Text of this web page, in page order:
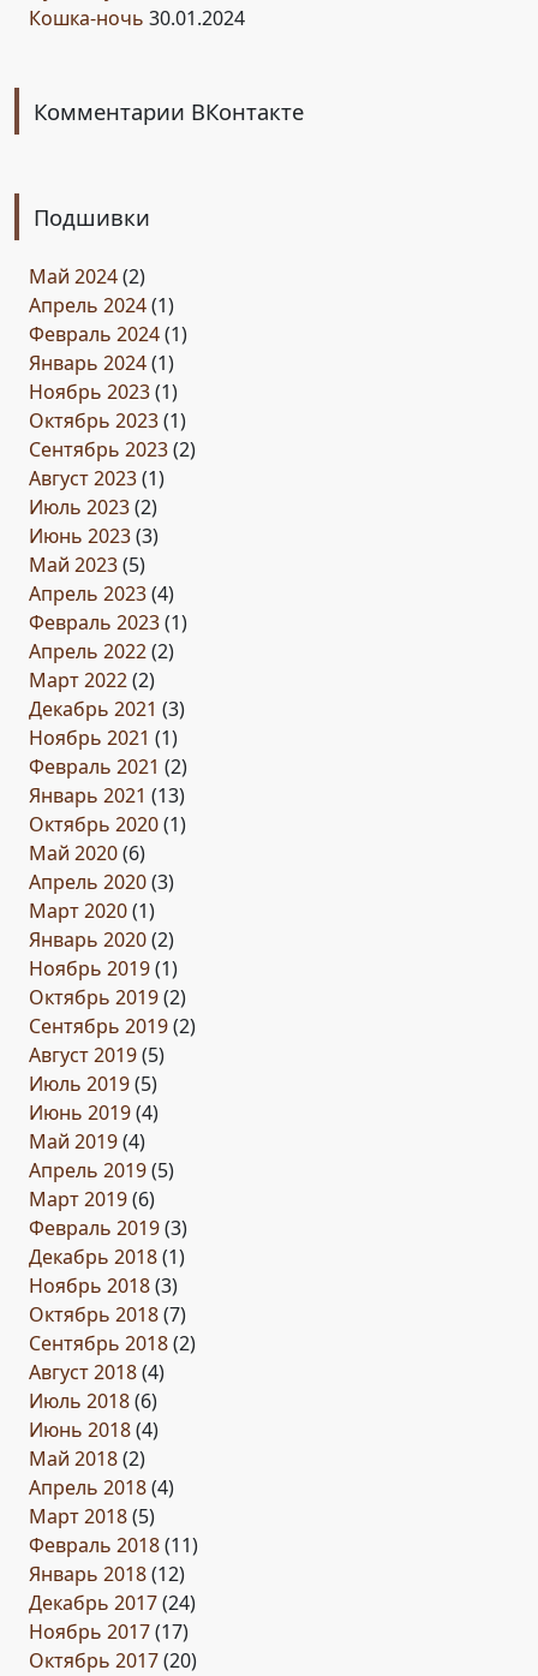
Кошка-ночь 30.01.2024
Комментарии ВКонтакте
Подшивки
Май 2024(2)
Апрель 2024(1)
Февраль 2024(1)
Январь 2024(1)
Ноябрь 2023(1)
Октябрь 2023(1)
Сентябрь 2023(2)
Август 2023(1)
Июль 2023(2)
Июнь 2023(3)
Май 2023(5)
Апрель 2023(4)
Февраль 2023(1)
Апрель 2022(2)
Март 2022(2)
Декабрь 2021 (3)
Ноябрь 2021 (1)
Февраль 2021 (2)
Январь 2021 (13)
Октябрь 2020(1)
Май 2020(6)
Апрель 2020(3)
Март 2020(1)
Январь 2020(2)
Ноябрь 2019(1)
Октябрь 2019(2)
Сентябрь 2019(2)
Август 2019(5)
Июль 2019(5)
Июнь 2019(4)
Май 2019(4)
Апрель 2019(5)
Март 2019(6)
Февраль 2019(3)
Декабрь 2018(1)
Ноябрь 2018(3)
Октябрь 2018(7)
Сентябрь 2018(2)
Август 2018(4)
Июль 2018(6)
Июнь 2018(4)
Май 2018(2)
Апрель 2018(4)
Март 2018(5)
Февраль 2018(11)
Январь 2018(12)
Декабрь 2017(24)
Ноябрь 2017(17)
Октябрь 2017(20)